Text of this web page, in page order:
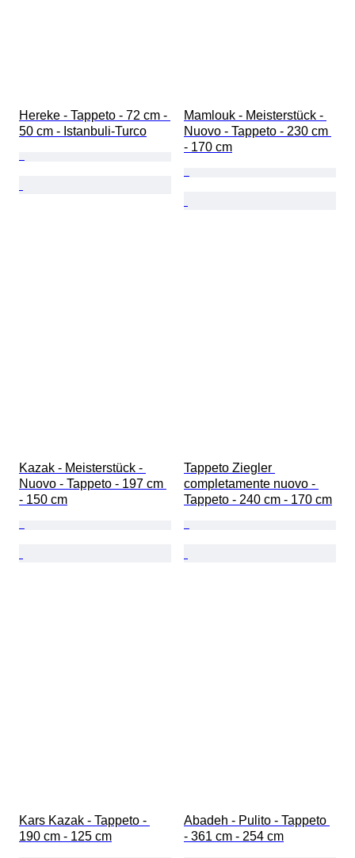
Hereke - Tappeto - 72 cm -
50 cm - Istanbuli-Turco
Mamlouk - Meisterstück -
Nuovo - Tappeto - 230 cm
- 170 cm
Kazak - Meisterstück -
Nuovo - Tappeto - 197 cm
- 150 cm
Tappeto Ziegler
completamente nuovo -
Tappeto - 240 cm - 170 cm
Kars Kazak - Tappeto -
190 cm - 125 cm
Abadeh - Pulito - Tappeto
- 361 cm - 254 cm